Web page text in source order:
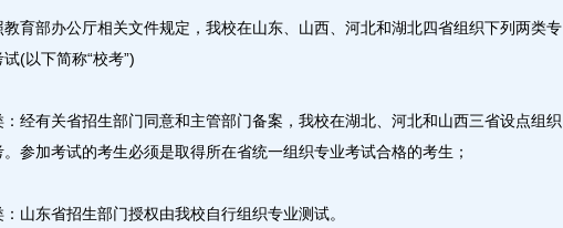
教育部办公厅相关文件规定，我校在山东、山西、河北和湖北四省组织下列两类专
试(以下简称“校考”)
：经有关省招生部门同意和主管部门备案，我校在湖北、河北和山西三省设点组织
。参加考试的考生必须是取得所在省统一组织专业考试合格的考生；
：山东省招生部门授权由我校自行组织专业测试。